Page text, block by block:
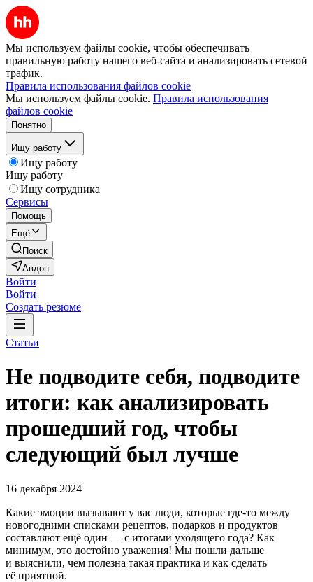
Мы используем файлы cookie, чтобы обеспечивать
правильную работу нашего веб-сайта и анализировать сетевой
трафик.
Правила использования файлов cookie
Мы используем файлы cookie. Правила использования
файлов cookie
Понятно
Ищу работу
Ищу работу
Ищу работу
Ищу сотрудника
Сервисы
Помощь
Ещё
Поиск
Авдон
Войти
Войти
Создать резюме
Статьи
Не подводите себя, подводите
итоги: как анализировать
прошедший год, чтобы
следующий был лучше
16 декабря 2024
Какие эмоции вызывают у вас люди, которые где-то между
новогодними списками рецептов, подарков и продуктов
составляют ещё один — с итогами уходящего года? Как
минимум, это достойно уважения! Мы пошли дальше
и выяснили, чем полезна такая практика и как сделать
её приятной.